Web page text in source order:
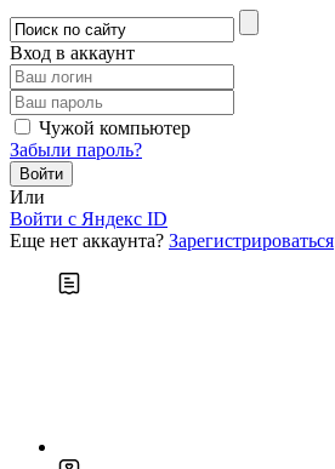
Вход в аккаунт
Чужой компьютер
Забыли пароль?
Или
Войти c Яндекс ID
Еще нет аккаунта? Зарегистрироваться